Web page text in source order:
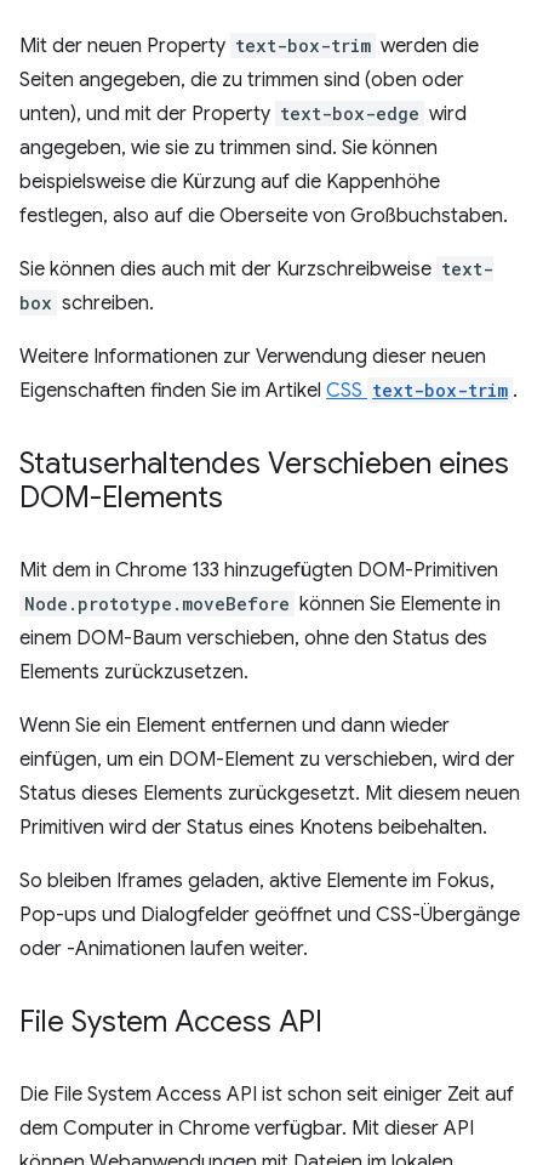
Mit der neuen Property text-box-trim werden die
Seiten angegeben, die zu trimmen sind (oben oder
unten), und mit der Property text-box-edge wird
angegeben, wie sie zu trimmen sind. Sie können
beispielsweise die Kürzung auf die Kappenhöhe
festlegen, also auf die Oberseite von Großbuchstaben.
Sie können dies auch mit der Kurzschreibweise text-
box schreiben.
Weitere Informationen zur Verwendung dieser neuen
Eigenschaften finden Sie im Artikel CSS text-box-trim .
Statuserhaltendes Verschieben eines
DOM-Elements
Mit dem in Chrome 133 hinzugefügten DOM-Primitiven
Node.prototype.moveBefore können Sie Elemente in
einem DOM-Baum verschieben, ohne den Status des
Elements zurückzusetzen.
Wenn Sie ein Element entfernen und dann wieder
einfügen, um ein DOM-Element zu verschieben, wird der
Status dieses Elements zurückgesetzt. Mit diesem neuen
Primitiven wird der Status eines Knotens beibehalten.
So bleiben Iframes geladen, aktive Elemente im Fokus,
Pop-ups und Dialogfelder geöffnet und CSS-Übergänge
oder -Animationen laufen weiter.
File System Access API
Die File System Access API ist schon seit einiger Zeit auf
dem Computer in Chrome verfügbar. Mit dieser API